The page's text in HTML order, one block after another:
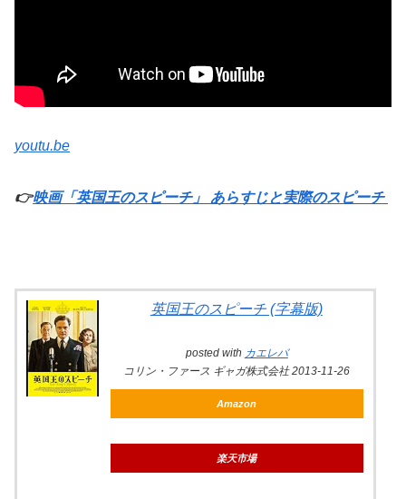
youtu.be
👉映画「英国王のスピーチ」 あらすじと実際のスピーチ
英国王のスピーチ (字幕版)
posted with カエレバ
コリン・ファース ギャガ株式会社 2013-11-26
Amazon
楽天市場